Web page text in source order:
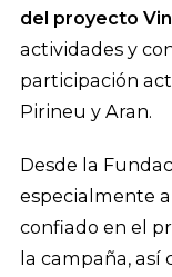
del proyecto
actividades y
participación
Pirineu y Aran.
Desde la
especialmente
confiado en el
la campaña, así